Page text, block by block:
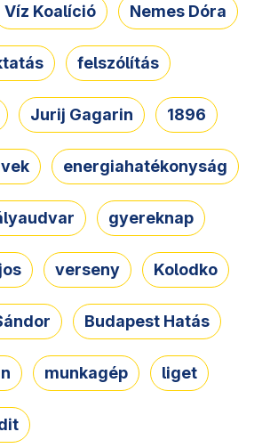
Víz Koalíció Nemes Dóra
felszólítás
Jurij Gagarin 1896
energiahatékonyság
gyereknap
verseny Kolodko
Budapest Hatás
munkagép liget